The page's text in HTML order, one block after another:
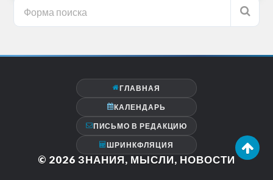
ГЛАВНАЯ
КАЛЕНДАРЬ
ПИСЬМО В РЕДАКЦИЮ
ШРИНКФЛЯЦИЯ
© 2026 ЗНАНИЯ, МЫСЛИ, НОВОСТИ